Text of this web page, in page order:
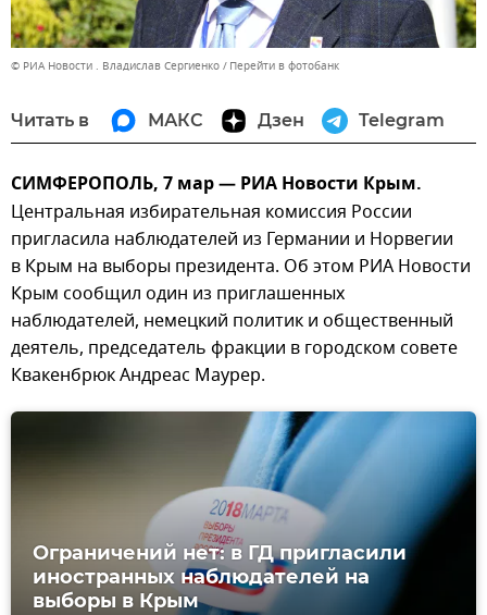
© РИА Новости . Владислав Сергиенко Перейти в фотобанк
Читать в МАКС Дзен Telegram
СИМФЕРОПОЛЬ, 7 мар — РИА Новости Крым.
Центральная избирательная комиссия России
пригласила наблюдателей из Германии и Норвегии
в Крым на выборы президента. Об этом РИА Новости
Крым сообщил один из приглашенных
наблюдателей, немецкий политик и общественный
деятель, председатель фракции в городском совете
Квакенбрюк Андреас Маурер.
Ограничений нет: в ГД пригласили
иностранных наблюдателей на
выборы в Крым